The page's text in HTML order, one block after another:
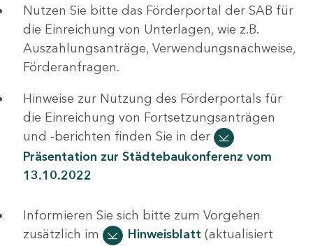
Nutzen Sie bitte das Förderportal der SAB für
die Einreichung von Unterlagen, wie z.B.
Auszahlungsanträge, Verwendungsnachweise,
Förderanfragen.
Hinweise zur Nutzung des Förderportals für
die Einreichung von Fortsetzungsanträgen
und -berichten finden Sie in der
Präsentation zur Städtebaukonferenz vom
13.10.2022
Informieren Sie sich bitte zum Vorgehen
zusätzlich im
Hinweisblatt (aktualisiert